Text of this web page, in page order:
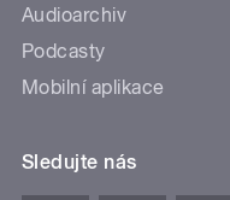
Audioarchiv
Podcasty
Mobilní aplikace
Sledujte nás